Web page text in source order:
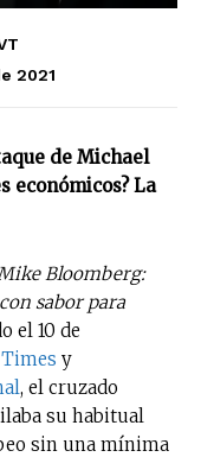
2021
de Michael
económicos? La
Bloomberg:
sabor para
el 10 de
y
, el cruzado
su habitual
sin una mínima